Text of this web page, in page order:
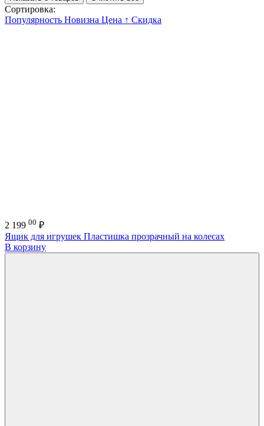
Сортировка:
Популярность Новизна Цена ↑ Скидка
2 199 00 ₽
Ящик для игрушек Пластишка прозрачный на колесах
В корзину